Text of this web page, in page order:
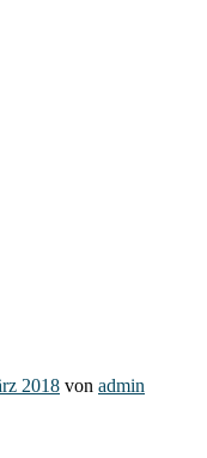
2018 von admin